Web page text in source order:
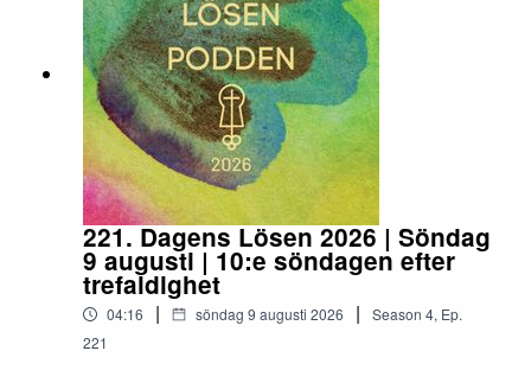
221. Dagens Lösen 2026 | Söndag
9 augusti | 10:e söndagen efter
trefaldighet
04:16 | söndag 9 augusti 2026 | Season 4, Ep.
221